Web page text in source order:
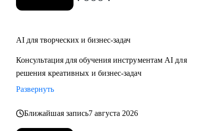
AI для творческих и бизнес-задач
Консультация для обучения инструментам AI для
решения креативных и бизнес-задач
Развернуть
Ближайшая запись7 августа 2026